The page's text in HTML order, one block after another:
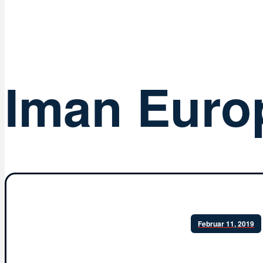
Iman
Februar 11, 2019